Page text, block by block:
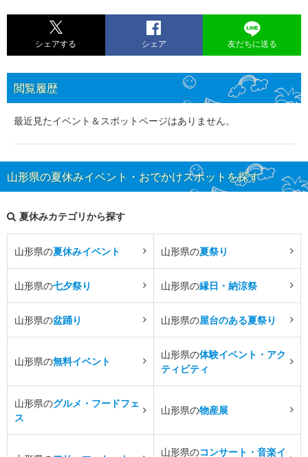
シェアする シェア 友だちに送る
閲覧履歴
最近見たイベント＆スポットページはありません。
山形県の夏休みイベント・おでかけスポットを探す
夏休みカテゴリから探す
山形県の夏休みイベント 山形県の夏祭り
山形県の七夕祭り 山形県の縁日・納涼祭
山形県の盆踊り 山形県の屋台のある夏祭り
山形県の無料イベント
山形県の体験イベント・アク
ティビティ
山形県のグルメ・フードフェ
ス
山形県の物産展
山形県のコンサート・音楽イ